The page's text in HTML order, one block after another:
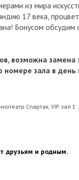
из мира
17 века,
Бонусом обсудим
возможна замена
зала в день
Спартак, VIP зал 1
друзьям и родным.